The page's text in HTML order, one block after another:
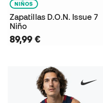
NIÑOS
Zapatillas D.O.N. Issue 7
Niño
89,99 €